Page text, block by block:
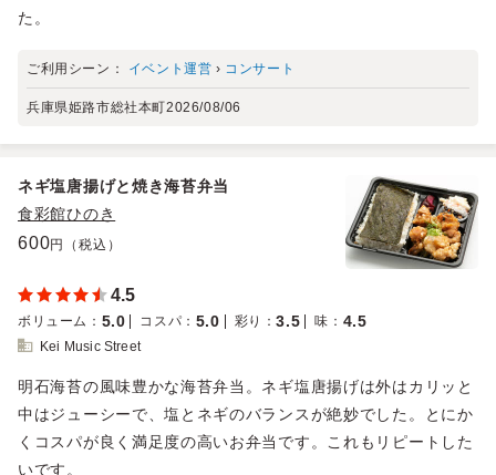
た。
ご利用シーン： イベント運営 › コンサート
兵庫県姫路市総社本町2026/08/06
ネギ塩唐揚げと焼き海苔弁当
食彩館ひのき
600円（税込）
4.5
ボリューム ： 5.0 コスパ ： 5.0 彩り ：3.5 味 ： 4.5
Kei Music Street
明石海苔の風味豊かな海苔弁当。ネギ塩唐揚げは外はカリッと
中はジューシーで、塩とネギのバランスが絶妙でした。とにか
くコスパが良く満足度の高いお弁当です。これもリピートした
いです。